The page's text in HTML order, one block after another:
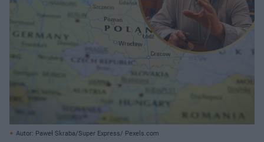
Autor: Paweł Skraba/Super Express/ Pexels.com